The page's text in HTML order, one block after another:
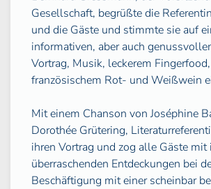
Gesellschaft, begrüßte die
und die Gäste und stimmte sie auf
informativen, aber auch
Vortrag, Musik, leckerem
französischem Rot- und Weißwein
Mit einem Chanson von Joséphine
Dorothée Grütering,
ihren Vortrag und zog alle Gäste mit
überraschenden Entdeckungen bei
Beschäftigung mit einer scheinbar